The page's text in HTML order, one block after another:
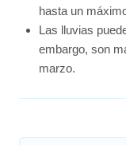
hasta un
Las lluvias
embargo, son
marzo.